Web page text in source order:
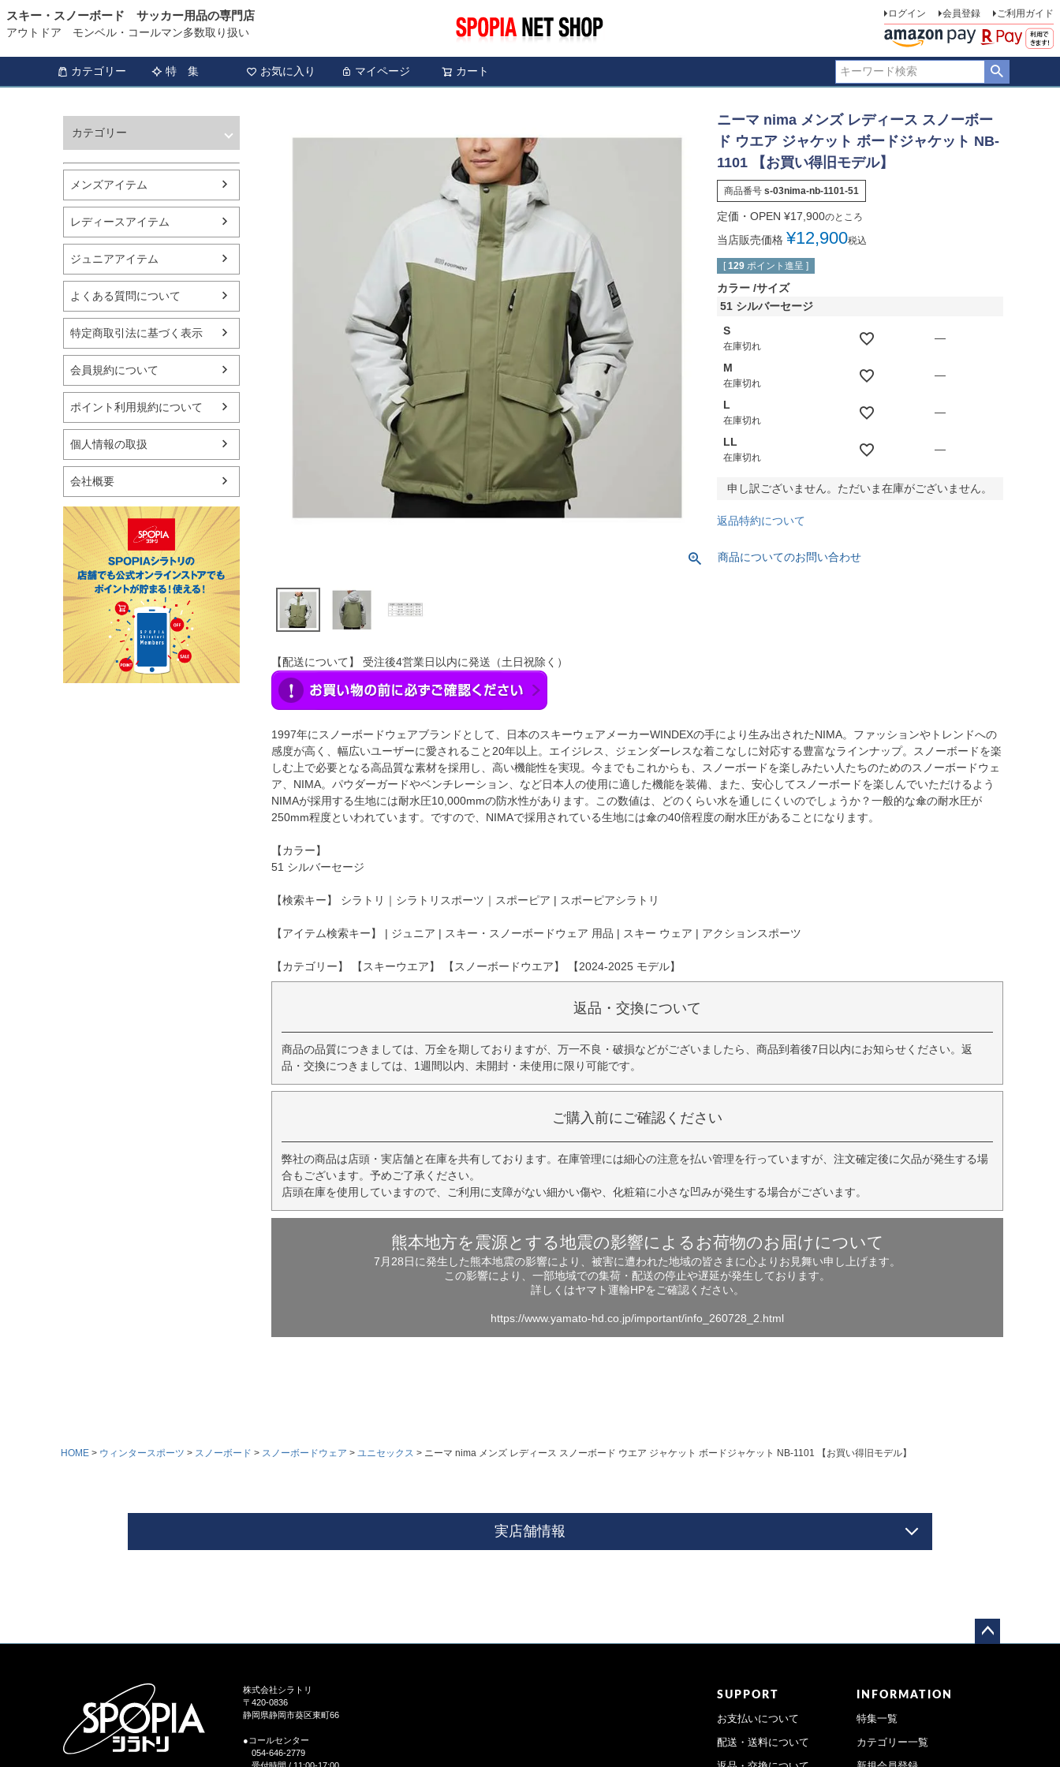
スキー・スノーボード サッカー用品の専門店
アウトドア モンベル・コールマン多数取り扱い
ログイン 会員登録 ご利用ガイド
カテゴリー 特 集 お気に入り マイページ カート
カテゴリー
バスケットボール
シューズ
ランニング用品
スポーツアパレル
テニス
バレーボール
フィットネス用品
スイミング用品
マリン
スケートボード
野球・ソフトボール
ゴルフ
卓球用品
バッグ・サングラス
ハンドボール用品
ラグビー用品
グランドゴルフ
メンズアイテム
レディースアイテム
ジュニアアイテム
よくある質問について
特定商取引法に基づく表示
会員規約について
ポイント利用規約について
個人情報の取扱
会社概要
ニーマ nima メンズ レディース スノーボー
ド ウエア ジャケット ボードジャケット NB-
1101 【お買い得旧モデル】
商品番号 s-03nima-nb-1101-51
定価・OPEN ¥17,900のところ
当店販売価格 ¥12,900税込
[ 129 ポイント進呈 ]
カラー サイズ
51 シルバーセージ
S
在庫切れ
—
M
在庫切れ
—
L
在庫切れ
—
LL
在庫切れ
—
申し訳ございません。ただいま在庫がございません。
返品特約について
商品についてのお問い合わせ
【配送について】 受注後4営業日以内に発送（土日祝除く）
1997年にスノーボードウェアブランドとして、日本のスキーウェアメーカーWINDEXの手により生み出されたNIMA。ファッションやトレンドへの
感度が高く、幅広いユーザーに愛されること20年以上。エイジレス、ジェンダーレスな着こなしに対応する豊富なラインナップ。スノーボードを楽
しむ上で必要となる高品質な素材を採用し、高い機能性を実現。今までもこれからも、スノーボードを楽しみたい人たちのためのスノーボードウェ
ア、NIMA。パウダーガードやベンチレーション、など日本人の使用に適した機能を装備、また、安心してスノーボードを楽しんでいただけるよう
NIMAが採用する生地には耐水圧10,000mmの防水性があります。この数値は、どのくらい水を通しにくいのでしょうか？一般的な傘の耐水圧が
250mm程度といわれています。ですので、NIMAで採用されている生地には傘の40倍程度の耐水圧があることになります。
【カラー】
51 シルバーセージ
【検索キー】 シラトリ｜シラトリスポーツ｜スポーピア | スポーピアシラトリ
【アイテム検索キー】 | ジュニア | スキー・スノーボードウェア 用品 | スキー ウェア | アクションスポーツ
【カテゴリー】 【スキーウエア】 【スノーボードウエア】 【2024-2025 モデル】
返品・交換について
商品の品質につきましては、万全を期しておりますが、万一不良・破損などがございましたら、商品到着後7日以内にお知らせください。返
品・交換につきましては、1週間以内、未開封・未使用に限り可能です。
ご購入前にご確認ください
弊社の商品は店頭・実店舗と在庫を共有しております。在庫管理には細心の注意を払い管理を行っていますが、注文確定後に欠品が発生する場
合もございます。予めご了承ください。
店頭在庫を使用していますので、ご利用に支障がない細かい傷や、化粧箱に小さな凹みが発生する場合がございます。
熊本地方を震源とする地震の影響によるお荷物のお届けについて
7月28日に発生した熊本地震の影響により、被害に遭われた地域の皆さまに心よりお見舞い申し上げます。
この影響により、一部地域での集荷・配送の停止や遅延が発生しております。
詳しくはヤマト運輸HPをご確認ください。
https://www.yamato-hd.co.jp/important/info_260728_2.html
HOME ウィンタースポーツ スノーボード スノーボードウェア ユニセックス ニーマ nima メンズ レディース スノーボード ウエア ジャケット ボードジャケット NB-1101 【お買い得旧モデル】
実店舗情報
株式会社シラトリ
〒420-0836
静岡県静岡市葵区東町66
●コールセンター
054-646-2779
SUPPORT
お支払いについて
配送・送料について
INFORMATION
特集一覧
カテゴリー一覧